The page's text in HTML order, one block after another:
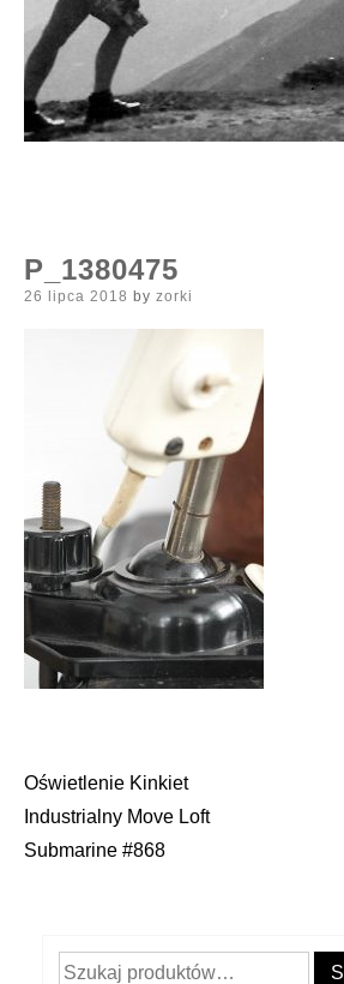
P_1380475
Posted
26 lipca 2018 by zorki
Nawigacja
wpisu
Oświetlenie Kinkiet
Industrialny Move Loft
Submarine #868
Szukaj: